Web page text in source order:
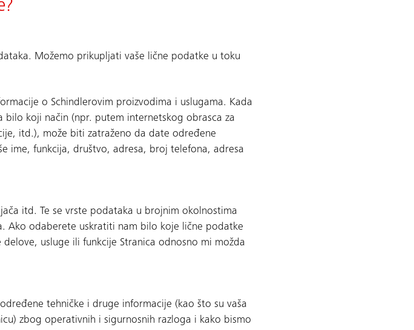
Možemo prikupljati vaše lične podatke u toku
o Schindlerovim proizvodima i uslugama. Kada
koji način (npr. putem internetskog obrasca za
itd.), može biti zatraženo da date određene
ime, funkcija, društvo, adresa, broj telefona, adresa
itd. Te se vrste podataka u brojnim okolnostima
Ako odaberete uskratiti nam bilo koje lične podatke
usluge ili funkcije Stranica odnosno mi možda
tehničke i druge informacije (kao što su vaša
zbog operativnih i sigurnosnih razloga i kako bismo